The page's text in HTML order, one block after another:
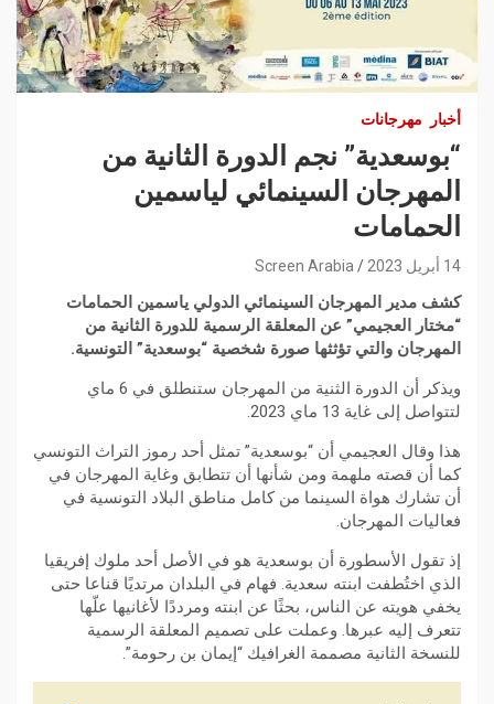
أخبار مهرجانات
“بوسعدية” نجم الدورة الثانية من
المهرجان السينمائي لياسمين
الحمامات
14 أبريل 2023 Screen Arabia
كشف مدير المهرجان السينمائي الدولي ياسمين الحمامات
“مختار العجيمي” عن المعلقة الرسمية للدورة الثانية من
المهرجان والتي تؤثثها صورة شخصية “بوسعدية” التونسية.
ويذكر أن الدورة الثنية من المهرجان ستنطلق في 6 ماي
لتتواصل إلى غاية 13 ماي 2023.
هذا وقال العجيمي أن “بوسعدية” تمثل أحد رموز التراث التونسي
كما أن قصته ملهمة ومن شأنها أن تتطابق وغاية المهرجان في
أن تشارك هواة السينما من كامل مناطق البلاد التونسية في
فعاليات المهرجان.
إذ تقول الأسطورة أن بوسعدية هو في الأصل أحد ملوك إفريقيا
الذي اختُطفت ابنته سعدية. فهام في البلدان مرتديًا قناعا حتى
يخفي هويته عن الناس، بحثًا عن ابنته ومرددًا لأغانيها علّها
تتعرف إليه عبرها. وعملت على تصميم المعلقة الرسمية
للنسخة الثانية مصممة الغرافيك “إيمان بن رحومة”.